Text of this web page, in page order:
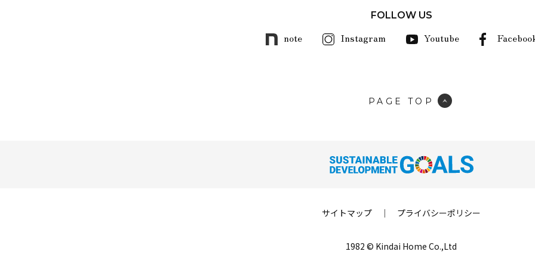
FOLLOW US
note Instagram Youtube
PAGE TOP
サイトマップ ｜ プライバシーポリシー
1982 © Kindai Home Co.,Ltd